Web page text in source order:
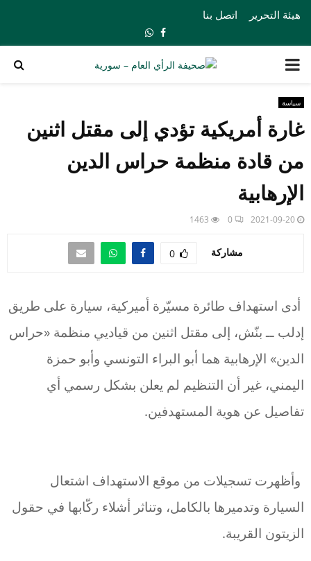
هيئة التحرير اتصل بنا
Facebook
Whatsapp
PRIMARY
MENU
سياسة
غارة أمريكية تؤدي إلى مقتل اثنين
من قادة منظمة حراس الدين
الإرهابية
2021-09-20
0
1463
مشاركة 0
أدى استهداف طائرة مسيّرة أميركية، سيارة على طريق
إدلب ــ بنّش، إلى مقتل اثنين من قياديي منظمة «حراس
الدين» الإرهابية هما أبو البراء التونسي وأبو حمزة
اليمني، غير أن التنظيم لم يعلن بشكل رسمي أي
تفاصيل عن هوية المستهدفين.
وأظهرت تسجيلات من موقع الاستهداف اشتعال
السيارة وتدميرها بالكامل، وتناثر أشلاء ركّابها في حقول
الزيتون القريبة.